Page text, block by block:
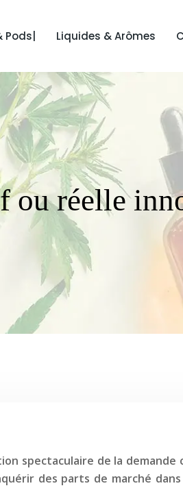
Pods| Liquides & Arômes
réelle
spectaculaire de la
des parts de marché